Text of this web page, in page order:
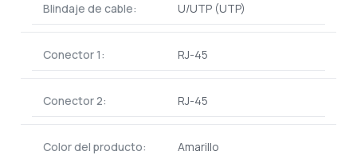
Blindaje de cable: U/UTP (UTP)
Conector 1: RJ-45
Conector 2: RJ-45
Color del producto: Amarillo